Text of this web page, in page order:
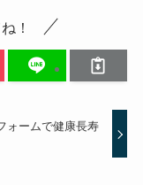
！
ォームで健康長寿